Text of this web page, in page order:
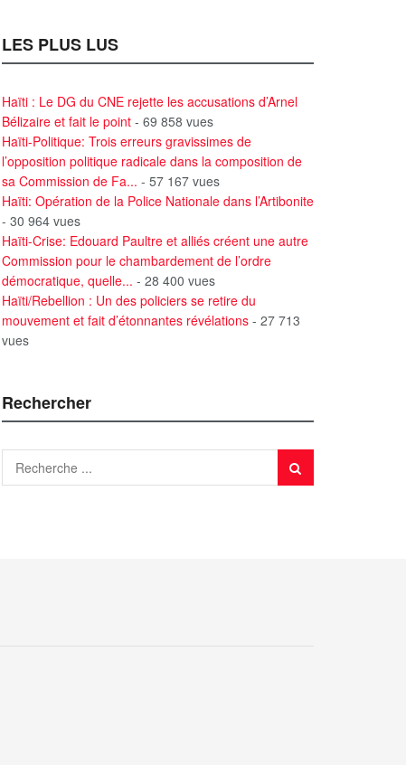
LES PLUS LUS
Haïti : Le DG du CNE rejette les accusations d’Arnel
Bélizaire et fait le point - 69 858 vues
Haïti-Politique: Trois erreurs gravissimes de
l’opposition politique radicale dans la composition de
sa Commission de Fa... - 57 167 vues
Haïti: Opération de la Police Nationale dans l’Artibonite
- 30 964 vues
Haïti-Crise: Edouard Paultre et alliés créent une autre
Commission pour le chambardement de l’ordre
démocratique, quelle... - 28 400 vues
Haïti/Rebellion : Un des policiers se retire du
mouvement et fait d’étonnantes révélations - 27 713
vues
Rechercher